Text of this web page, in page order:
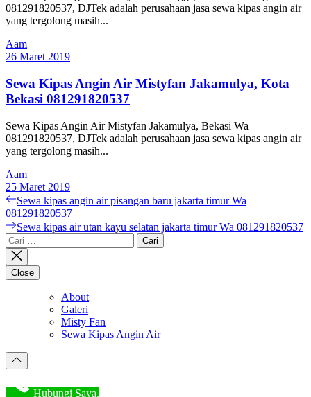
081291820537, DJTek adalah perusahaan jasa sewa kipas angin air
yang tergolong masih...
Aam
26 Maret 2019
Sewa Kipas Angin Air Mistyfan Jakamulya, Kota
Bekasi 081291820537
Sewa Kipas Angin Air Mistyfan Jakamulya, Bekasi Wa
081291820537, DJTek adalah perusahaan jasa sewa kipas angin air
yang tergolong masih...
Aam
25 Maret 2019
Navigasi
pos
Previous
post:
Sewa kipas angin air pisangan baru jakarta timur Wa
081291820537
Next
post:
Sewa kipas air utan kayu selatan jakarta timur Wa 081291820537
Cari
untuk:
Close
About
Galeri
Misty Fan
Sewa Kipas Angin Air
Hubungi Saya.